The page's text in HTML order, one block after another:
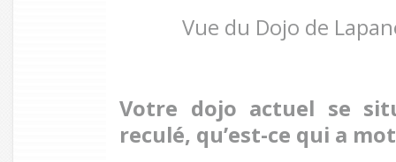
Vue du Dojo de
Votre dojo actuel se
reculé, qu’est-ce qui a